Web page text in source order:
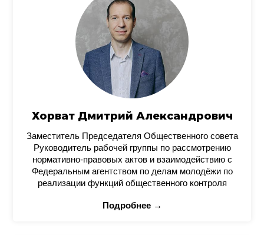
Хорват Дмитрий Александрович
Заместитель Председателя Общественного совета
Руководитель рабочей группы по рассмотрению
нормативно-правовых актов и взаимодействию с
Федеральным агентством по делам молодёжи по
реализации функций общественного контроля
Подробнее →